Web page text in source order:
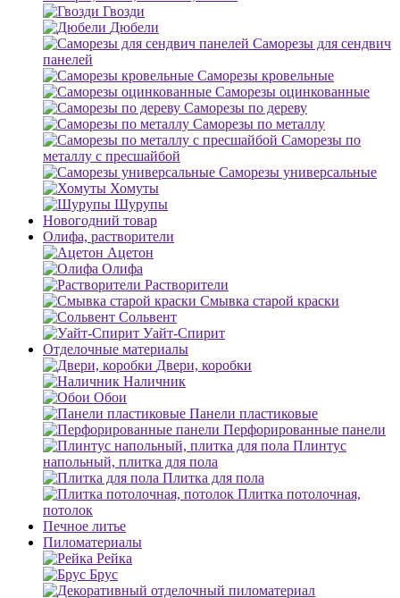
Гвозди
Дюбели
Саморезы для сендвич
панелей
Саморезы кровельные
Саморезы оцинкованные
Саморезы по дереву
Саморезы по металлу
Саморезы по
металлу с пресшайбой
Саморезы универсальные
Хомуты
Шурупы
Новогодний товар
Олифа, растворители
Ацетон
Олифа
Растворители
Смывка старой краски
Сольвент
Уайт-Спирит
Отделочные материалы
Двери, коробки
Наличник
Обои
Панели пластиковые
Перфорированные панели
Плинтус
напольный, плитка для пола
Плитка для пола
Плитка потолочная,
потолок
Печное литье
Пиломатериалы
Рейка
Брус